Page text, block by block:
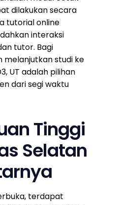
dilakukan secara
tutorial online
interaksi
tutor. Bagi
melanjutkan studi ke
UT adalah pilihan
dari segi waktu
Tinggi
Selatan
terdapat